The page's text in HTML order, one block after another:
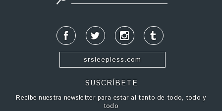
srsleepless.com
SUSCRÍBETE
Recibe nuestra newsletter para estar al tanto de todo, todo y
todo